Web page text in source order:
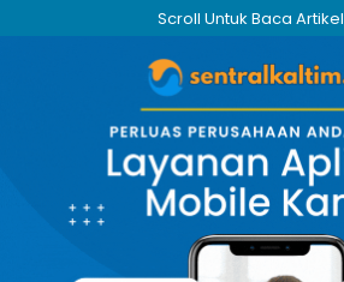
Scroll Untuk Baca Artikel